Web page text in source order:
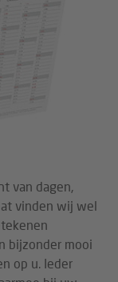
van dagen,
vinden wij wel
bijzonder mooi
op u. Ieder